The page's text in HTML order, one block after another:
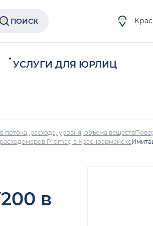
ПОИСК
УСЛУГИ ДЛЯ ЮРЛИЦ
потока, расхода, уровня, объема веществ
Promag в Красноармейске
в